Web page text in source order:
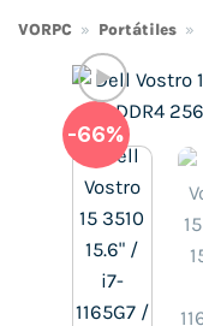
VORPC » Portátiles »
-66%